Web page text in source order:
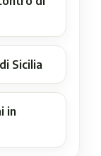
Sicilia
in